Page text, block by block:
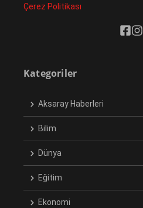
Çerez Politikası
Kategoriler
Aksaray Haberleri
Bilim
Dünya
Eğitim
Ekonomi